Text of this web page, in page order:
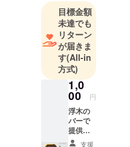
目標金額
未達でも
リターン
が届きま
す(All-in
方式)
1,0
00 円
浮木の
バーで
提供し
てい支援